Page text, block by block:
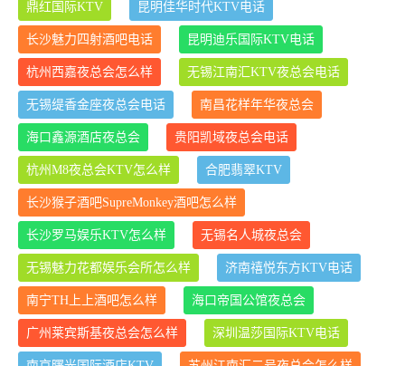
鼎红国际KTV 昆明佳华时代KTV电话
长沙魅力四射酒吧电话 昆明迪乐国际KTV电话
杭州西嘉夜总会怎么样 无锡江南汇KTV夜总会电话
无锡缇香金座夜总会电话 南昌花样年华夜总会
海口鑫源酒店夜总会 贵阳凯域夜总会电话
杭州M8夜总会KTV怎么样 合肥翡翠KTV
长沙猴子酒吧SupreMonkey酒吧怎么样
长沙罗马娱乐KTV怎么样 无锡名人城夜总会
无锡魅力花都娱乐会所怎么样 济南禧悦东方KTV电话
南宁TH上上酒吧怎么样 海口帝国公馆夜总会
广州莱宾斯基夜总会怎么样 深圳温莎国际KTV电话